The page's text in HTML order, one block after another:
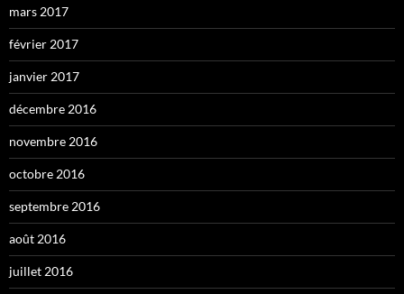
mars 2017
février 2017
janvier 2017
décembre 2016
novembre 2016
octobre 2016
septembre 2016
août 2016
juillet 2016